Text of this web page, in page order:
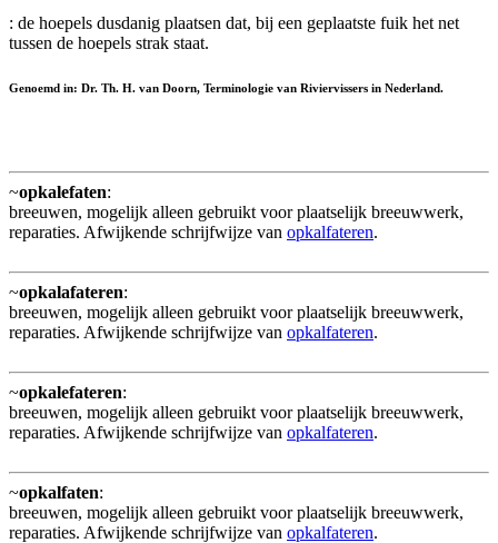
: de hoepels dusdanig plaatsen dat, bij een geplaatste fuik het net
tussen de hoepels strak staat.
Genoemd in: Dr. Th. H. van Doorn, Terminologie van Riviervissers in Nederland.
~opkalefaten:
breeuwen, mogelijk alleen gebruikt voor plaatselijk breeuwwerk,
reparaties. Afwijkende schrijfwijze van opkalfateren.
~opkalafateren:
breeuwen, mogelijk alleen gebruikt voor plaatselijk breeuwwerk,
reparaties. Afwijkende schrijfwijze van opkalfateren.
~opkalefateren:
breeuwen, mogelijk alleen gebruikt voor plaatselijk breeuwwerk,
reparaties. Afwijkende schrijfwijze van opkalfateren.
~opkalfaten:
breeuwen, mogelijk alleen gebruikt voor plaatselijk breeuwwerk,
reparaties. Afwijkende schrijfwijze van opkalfateren.